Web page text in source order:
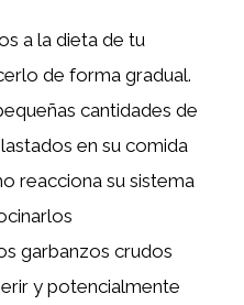
a la dieta de tu
de forma gradual.
cantidades de
en su comida
reacciona su sistema
garbanzos crudos
y potencialmente